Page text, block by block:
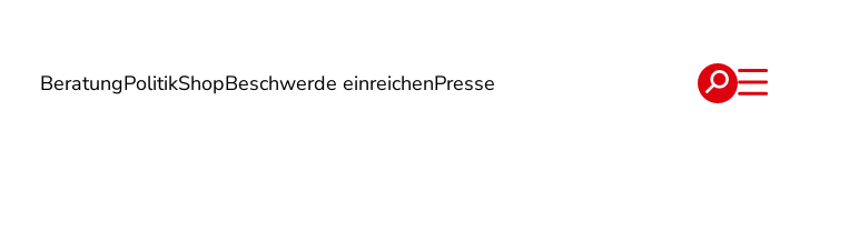
BeratungPolitikShopBeschwerde einreichenPresse
Gesundheit Energie Reise Verträge